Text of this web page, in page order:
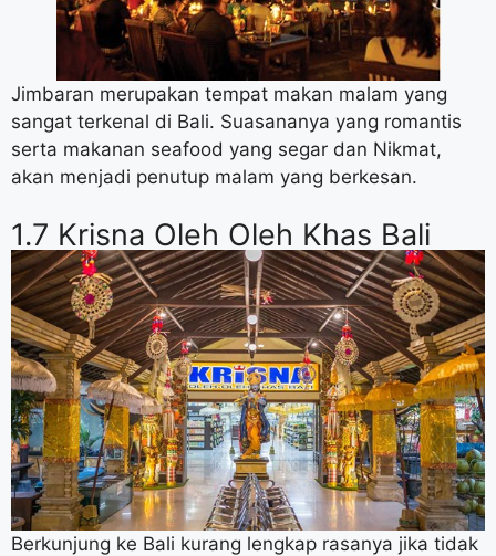
Jimbaran merupakan tempat makan malam yang
sangat terkenal di Bali. Suasananya yang romantis
serta makanan seafood yang segar dan Nikmat,
akan menjadi penutup malam yang berkesan.
1.7 Krisna Oleh Oleh Khas Bali
Berkunjung ke Bali kurang lengkap rasanya jika tidak